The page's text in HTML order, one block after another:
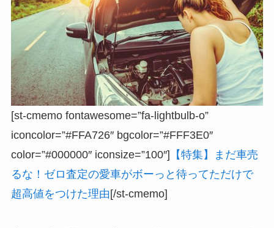
[st-cmemo fontawesome=”fa-lightbulb-o”
iconcolor=”#FFA726″ bgcolor=”#FFF3E0″
color=”#000000″ iconsize=”100″] 【特集】まだ車売
るな！ゼロ査定の愛車がボーっと待ってただけで
超高値をつけた理由[/st-cmemo]